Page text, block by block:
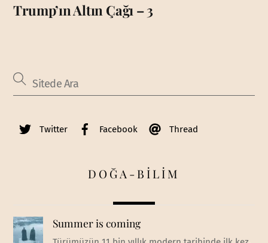
Trump’ın Altın Çağı – 3
Twitter Facebook Thread
DOĞA-BİLİM
Summer is coming